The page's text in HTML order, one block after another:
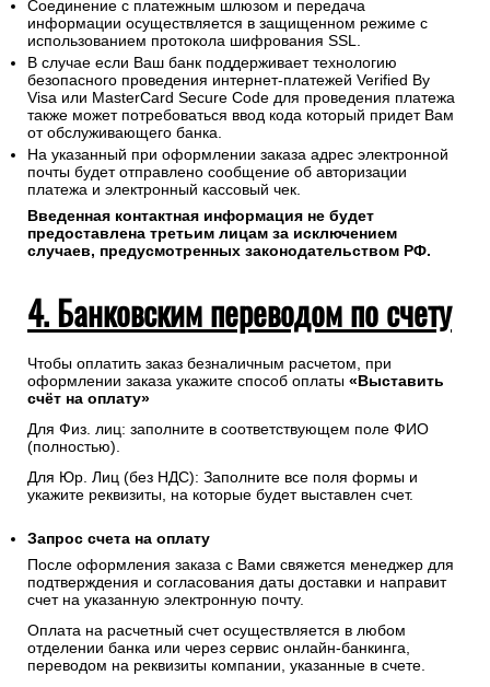
Проведение платежей по банковским картам любого банка
осуществляется без дополнительных комиссий и в строгом
соответствии с требованиями платежных систем Visa,
MasterCard, МИР.
Конфиденциальность сообщаемой персональной
информации обеспечивается ПАО "Сбербанк".
Соединение с платежным шлюзом и передача
информации осуществляется в защищенном режиме с
использованием протокола шифрования SSL.
В случае если Ваш банк поддерживает технологию
безопасного проведения интернет-платежей Verified By
Visa или MasterCard Secure Code для проведения платежа
также может потребоваться ввод кода который придет Вам
от обслуживающего банка.
платежа и электронный кассовый чек.
Введенная контактная информация не будет
случаев, предусмотренных законодательством РФ.
4. Банковским переводом по счету
Чтобы оплатить заказ безналичным расчетом, при
оформлении заказа укажите способ оплаты«Выставить
Для Физ. лиц: заполните в соответствующем поле ФИО
(полностью).
Для Юр. Лиц (без НДС): Заполните все поля формы и
укажите реквизиты, на которые будет выставлен счет.
Запрос счета на оплату